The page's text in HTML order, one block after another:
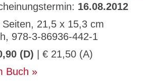
16.08.2012
Seiten, 21,5 x 15,3 cm
978-3-86936-442-1
(D) | € 21,50 (A)
Buch